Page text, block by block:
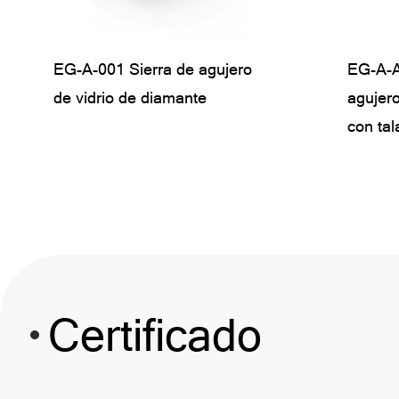
EG-A-001 Sierra de agujero
de vidrio de diamante
EG-A-
con
EG-A-A-011 HEX VANGULA
DE DIAMOND DIAMOND
EG-A-
de
Taza de succión de
localización de agujeros
Copa
Certificado